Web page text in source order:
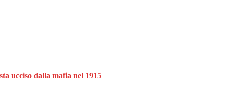
ucciso dalla mafia nel 1915